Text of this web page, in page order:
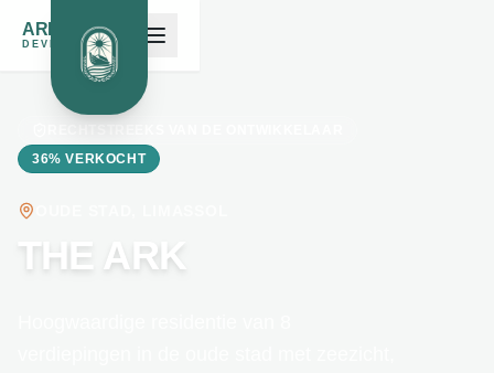
ARK NOAH'S
DEVELOPMENTS
36% VERKOCHT
THE ARK